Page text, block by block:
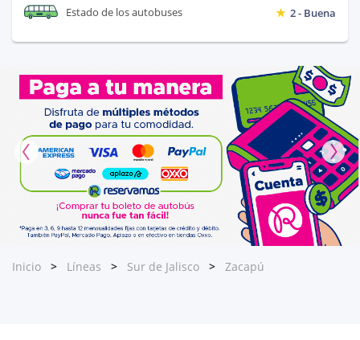
Estado de los autobuses 2 - Buena
Inicio Líneas Sur de Jalisco Zacapú